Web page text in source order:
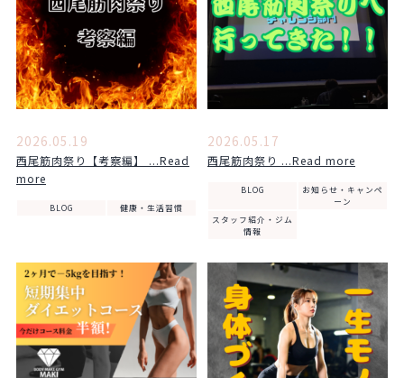
2026.05.19
西尾筋肉祭り【考察編】 ...Read
more
BLOG 健康・生活習慣
2026.05.17
西尾筋肉祭り ...Read more
BLOG
お知らせ・キャンペ
ーン
スタッフ紹介・ジム
情報